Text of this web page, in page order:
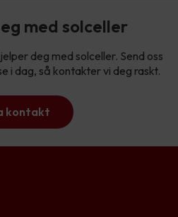
med solceller
deg med solceller. Send oss
i dag, så kontakter vi deg raskt.
kontakt